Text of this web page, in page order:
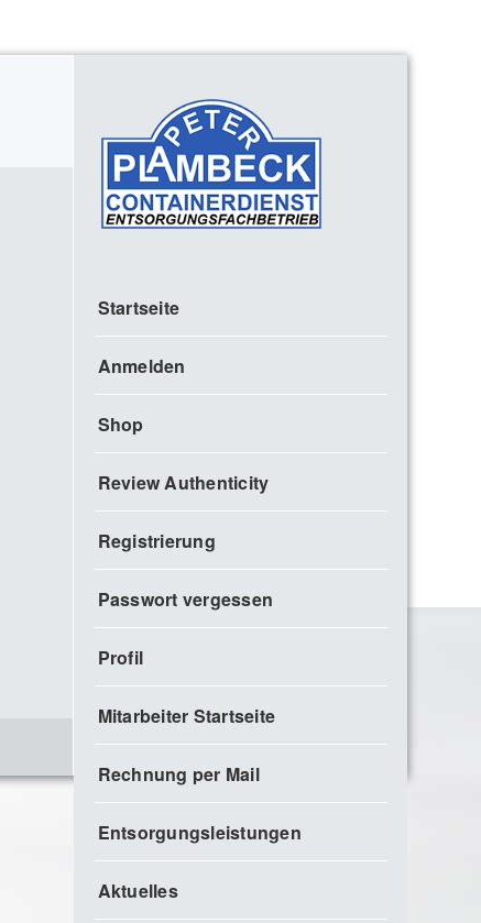
Startseite
Anmelden
Shop
Review Authenticity
Registrierung
Passwort vergessen
Profil
Mitarbeiter Startseite
Rechnung per Mail
Entsorgungsleistungen
Aktuelles